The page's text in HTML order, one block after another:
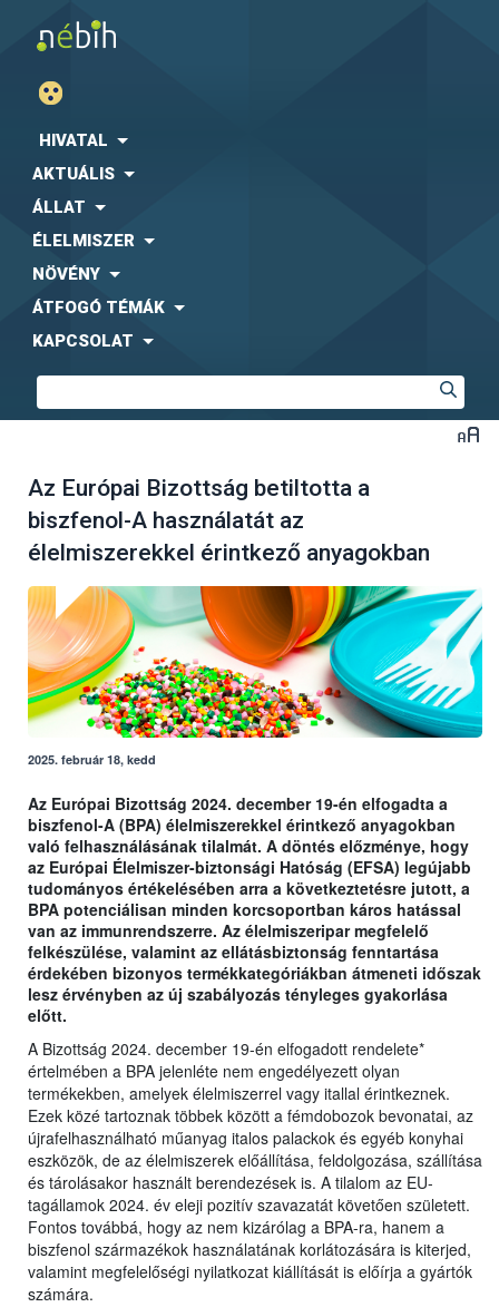
HIVATAL
AKTUÁLIS
ÁLLAT
ÉLELMISZER
NÖVÉNY
ÁTFOGÓ TÉMÁK
KAPCSOLAT
Az Európai Bizottság betiltotta a
biszfenol-A használatát az
élelmiszerekkel érintkező anyagokban
2025. február 18, kedd
Az Európai Bizottság 2024. december 19-én elfogadta a
biszfenol-A (BPA) élelmiszerekkel érintkező anyagokban
való felhasználásának tilalmát. A döntés előzménye, hogy
az Európai Élelmiszer-biztonsági Hatóság (EFSA) legújabb
tudományos értékelésében arra a következtetésre jutott, a
BPA potenciálisan minden korcsoportban káros hatással
van az immunrendszerre. Az élelmiszeripar megfelelő
felkészülése, valamint az ellátásbiztonság fenntartása
érdekében bizonyos termékkategóriákban átmeneti időszak
lesz érvényben az új szabályozás tényleges gyakorlása
előtt.
A Bizottság 2024. december 19-én elfogadott rendelete*
értelmében a BPA jelenléte nem engedélyezett olyan
termékekben, amelyek élelmiszerrel vagy itallal érintkeznek.
Ezek közé tartoznak többek között a fémdobozok bevonatai, az
újrafelhasználható műanyag italos palackok és egyéb konyhai
eszközök, de az élelmiszerek előállítása, feldolgozása, szállítása
és tárolásakor használt berendezések is. A tilalom az EU-
tagállamok 2024. év eleji pozitív szavazatát követően született.
Fontos továbbá, hogy az nem kizárólag a BPA-ra, hanem a
biszfenol származékok használatának korlátozására is kiterjed,
valamint megfelelőségi nyilatkozat kiállítását is előírja a gyártók
számára.